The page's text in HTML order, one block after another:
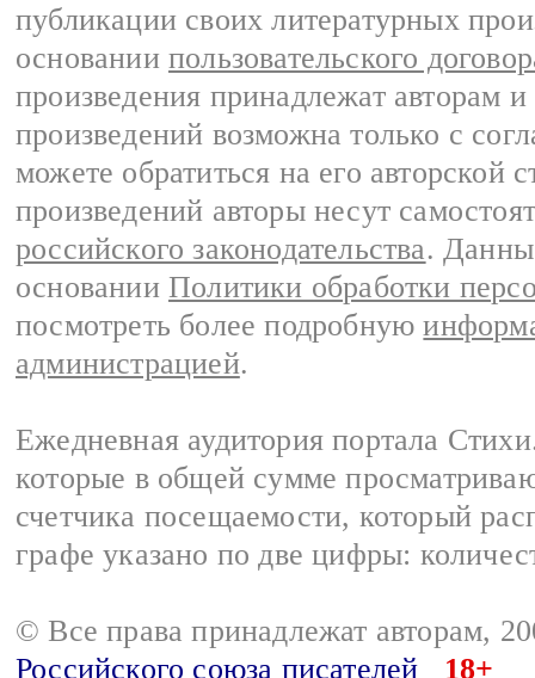
публикации своих литературных
основании пользовательского
произведения принадлежат авторам
произведений возможна только с
можете обратиться на его авторской
произведений авторы несут
российского законодательства.
основании Политики обработки
посмотреть более подробную
администрацией.
Ежедневная аудитория портала
которые в общей сумме
счетчика посещаемости, который
графе указано по две цифры:
© Все права принадлежат авторам,
Российского союза писателей
18+